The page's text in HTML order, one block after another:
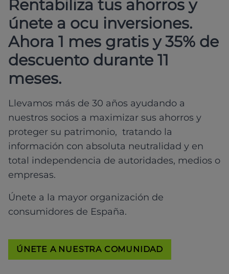
Rentabiliza tus ahorros y
únete a ocu inversiones.
Ahora 1 mes gratis y 35% de
descuento durante 11
meses.
Llevamos más de 30 años ayudando a
nuestros socios a maximizar sus ahorros y
proteger su patrimonio, tratando la
información con absoluta neutralidad y en
total independencia de autoridades, medios o
empresas.
Únete a la mayor organización de
consumidores de España.
ÚNETE A NUESTRA COMUNIDAD